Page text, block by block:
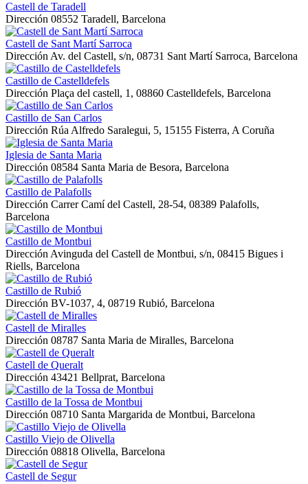
Castell de Taradell
Dirección 08552 Taradell, Barcelona
Castell de Sant Martí Sarroca
Dirección Av. del Castell, s/n, 08731 Sant Martí Sarroca, Barcelona
Castillo de Castelldefels
Dirección Plaça del castell, 1, 08860 Castelldefels, Barcelona
Castillo de San Carlos
Dirección Rúa Alfredo Saralegui, 5, 15155 Fisterra, A Coruña
Iglesia de Santa Maria
Dirección 08584 Santa Maria de Besora, Barcelona
Castillo de Palafolls
Dirección Carrer Camí del Castell, 28-54, 08389 Palafolls,
Barcelona
Castillo de Montbui
Dirección Avinguda del Castell de Montbui, s/n, 08415 Bigues i
Riells, Barcelona
Castillo de Rubió
Dirección BV-1037, 4, 08719 Rubió, Barcelona
Castell de Miralles
Dirección 08787 Santa Maria de Miralles, Barcelona
Castell de Queralt
Dirección 43421 Bellprat, Barcelona
Castillo de la Tossa de Montbui
Dirección 08710 Santa Margarida de Montbui, Barcelona
Castillo Viejo de Olivella
Dirección 08818 Olivella, Barcelona
Castell de Segur